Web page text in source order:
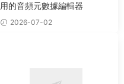
用的音頻元數據編輯器
2026-07-02